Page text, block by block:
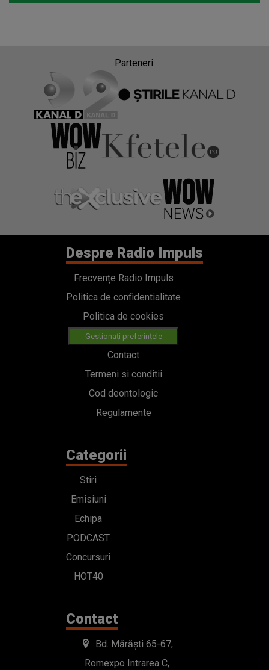
Parteneri:
Despre Radio Impuls
Frecvențe Radio Impuls
Politica de confidentialitate
Politica de cookies
Gestionați preferințele
Contact
Termeni si conditii
Cod deontologic
Regulamente
Categorii
Stiri
Emisiuni
Echipa
PODCAST
Concursuri
HOT40
Contact
Bd. Mărăști 65-67,
Romexpo Intrarea C,